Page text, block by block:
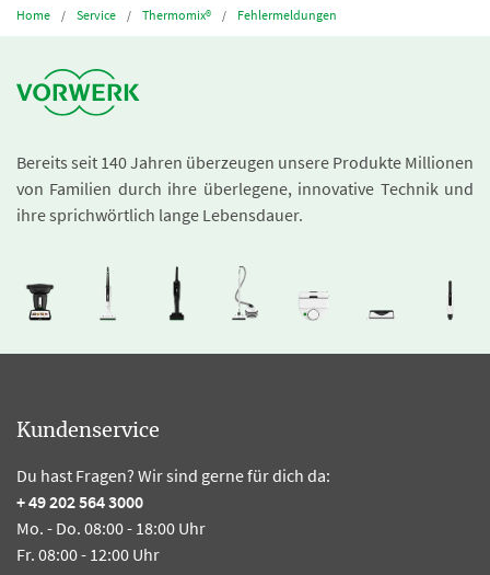
Home Service Thermomix® Fehlermeldungen
Bereits seit 140 Jahren überzeugen unsere Produkte Millionen
von Familien durch ihre überlegene, innovative Technik und
ihre sprichwörtlich lange Lebensdauer.
Kundenservice
Du hast Fragen? Wir sind gerne für dich da:
+ 49 202 564 3000
Mo. - Do. 08:00 - 18:00 Uhr
Fr. 08:00 - 12:00 Uhr